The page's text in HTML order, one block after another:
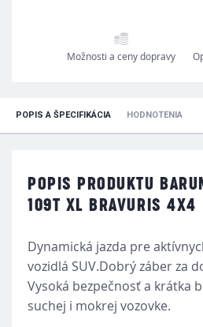
Možnosti a ceny dopravy
POPIS A ŠPECIFIKÁCIA HODNOTENIA
POPIS PRODUKTU
109T XL BRAVURIS 4X4
Dynamická jazda pre
vozidlá SUV.Dobrý záber za
Vysoká bezpečnosť a krátka
suchej i mokrej vozovke.